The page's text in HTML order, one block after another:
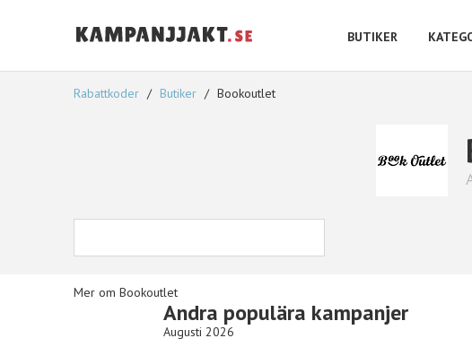
BUTIKER
Rabattkoder Butiker Bookoutlet
Mer om Bookoutlet
Andra populära kampanjer
Augusti 2026